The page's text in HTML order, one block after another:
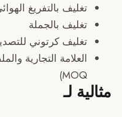
بالتفريغ الهوائي
بالجملة
كرتوني للتصدير
التجارية
لـ